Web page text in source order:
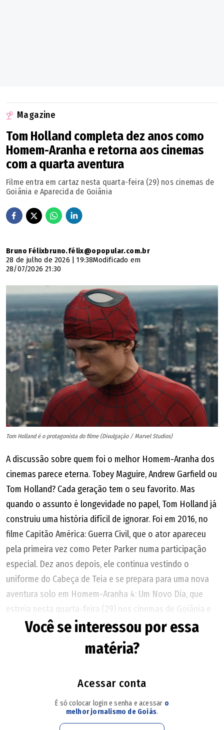
Magazine
Tom Holland completa dez anos como
Homem-Aranha e retorna aos cinemas
com a quarta aventura
Filme entra em cartaz nesta quarta-feira (29) nos cinemas de
Goiânia e Aparecida de Goiânia
Bruno Félixbruno.félix@opopular.com.br
28 de julho de 2026 | 19:38Modificado em
28/07/2026 21:30
Tom Holland é o protagonista do filme (Divulgação / Marvel Studios)
A discussão sobre quem foi o melhor Homem-Aranha dos
cinemas parece eterna. Tobey Maguire, Andrew Garfield ou
Tom Holland? Cada geração tem o seu favorito. Mas
quando o assunto é longevidade no papel, Tom Holland já
construiu uma história difícil de ignorar. Foi em 2016, no
filme Capitão América: Guerra Civil, que o ator apareceu
pela primeira vez como Peter Parker numa participação
especial. Dez anos depois, ele continua vestindo o
uniforme do Cabeça de Teia e se prepara para uma nova
aventura solo em Homem-Aranha 4: Um Novo Dia, que
estreia nesta quarta-feira (29) nos cinemas de Goiânia e
Aparecida de Goiânia.
Quando vestiu o uniforme pela primeira vez, Tom Holland
conhecido do grande público - ele foi revelado em O
espanhola que estava de férias na Tailândia quando o
tsunami atingiu o país em 2004. Uma década depois, o
Você se interessou por essa
matéria?
Acessar conta
É só colocar login e senha e acessar o
melhor jornalismo de Goiás.